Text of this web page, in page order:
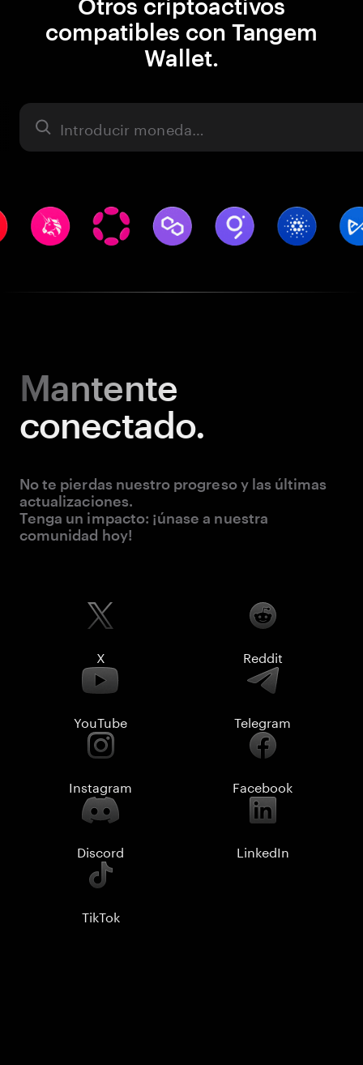
Otros criptoactivos
compatibles con Tangem
Wallet.
Activo
Mantente
conectado.
No te pierdas nuestro progreso y las últimas
actualizaciones.
Tenga un impacto: ¡únase a nuestra
comunidad hoy!
X Reddit
YouTube Telegram
Instagram Facebook
Discord LinkedIn
TikTok